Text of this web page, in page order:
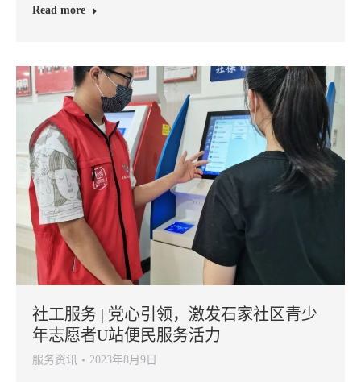
Read more
社工服务 | 党心引领，激发石家社区青少
年志愿者U站便民服务活力
服务资讯 2023年8月9日